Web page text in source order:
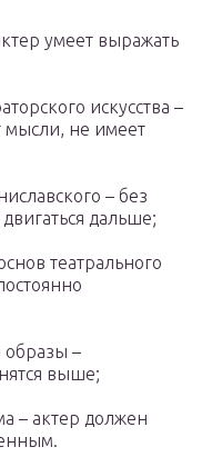
умеет выражать
искусства –
мысли, не имеет
– без
дальше;
театрального
–
выше;
– актер должен